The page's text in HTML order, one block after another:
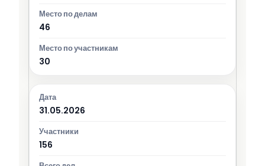
46
30
31.05.2026
156